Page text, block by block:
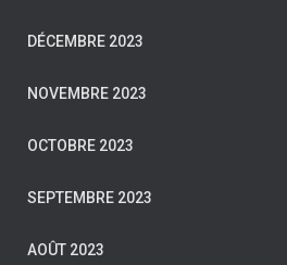
DÉCEMBRE 2023
NOVEMBRE 2023
OCTOBRE 2023
SEPTEMBRE 2023
AOÛT 2023